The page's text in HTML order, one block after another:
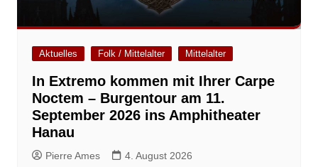
Aktuelles Folk / Mittelalter Mittelalter
In Extremo kommen mit Ihrer Carpe
Noctem – Burgentour am 11.
September 2026 ins Amphitheater
Hanau
Pierre Ames 4. August 2026